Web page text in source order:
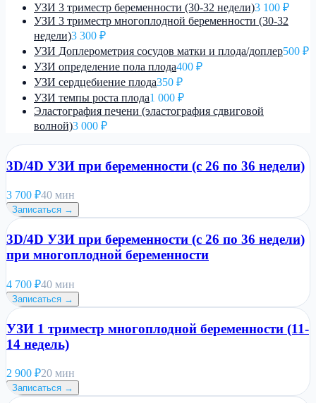
УЗИ 3 триместр беременности (30-32 недели)3 100 ₽
УЗИ 3 триместр многоплодной беременности (30-32
недели)3 300 ₽
УЗИ Доплерометрия сосудов матки и плода/доплер500 ₽
УЗИ определение пола плода400 ₽
УЗИ сердцебиение плода350 ₽
УЗИ темпы роста плода1 000 ₽
Эластография печени (эластография сдвиговой
волной)3 000 ₽
3D/4D УЗИ при беременности (с 26 по 36 недели)
3 700 ₽40 мин
Записаться →
3D/4D УЗИ при беременности (с 26 по 36 недели)
при многоплодной беременности
4 700 ₽40 мин
Записаться →
УЗИ 1 триместр многоплодной беременности (11-
14 недель)
2 900 ₽20 мин
Записаться →